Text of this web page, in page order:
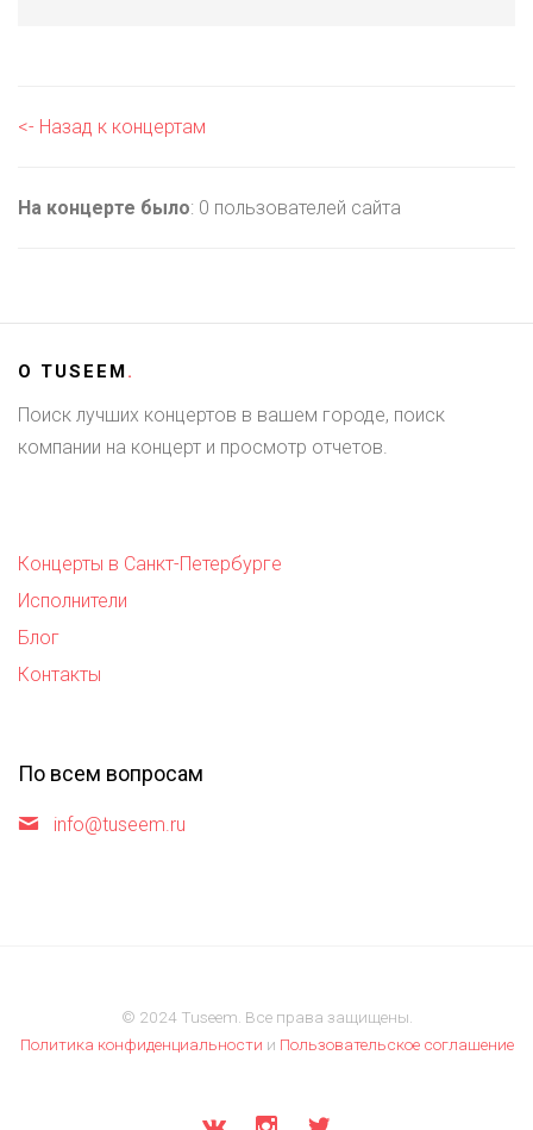
<- Назад к концертам
На концерте было: 0 пользователей сайта
О TUSEEM.
Поиск лучших концертов в вашем городе, поиск
компании на концерт и просмотр отчетов.
Концерты в Санкт-Петербурге
Исполнители
Блог
Контакты
По всем вопросам
info@tuseem.ru
© 2024 Tuseem. Все права защищены.
Политика конфиденциальности и Пользовательское соглашение